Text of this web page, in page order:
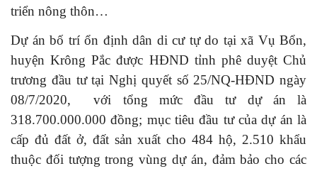
triển nông thôn…
Dự án bố trí ổn định dân di cư tự do tại xã Vụ Bổn,
huyện Krông Pắc được HĐND tỉnh phê duyệt Chủ
trương đầu tư tại Nghị quyết số 25/NQ-HĐND ngày
08/7/2020, với tổng mức đầu tư dự án là
318.700.000.000 đồng; mục tiêu đầu tư của dự án là
cấp đủ đất ở, đất sản xuất cho 484 hộ, 2.510 khẩu
thuộc đối tượng trong vùng dự án, đảm bảo cho các